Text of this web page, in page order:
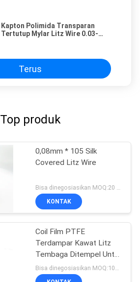
Kapton Polimida Transparan
Tertutup Mylar Litz Wire 0.03-
Terus
Top produk
0,08mm * 105 Silk
Covered Litz Wire
Bisa dinegosiasikan MOQ:20 Kilogram/Kilogram
KONTAK
Coil Film PTFE
Terdampar Kawat Litz
Tembaga Ditempel Untuk
Transformer